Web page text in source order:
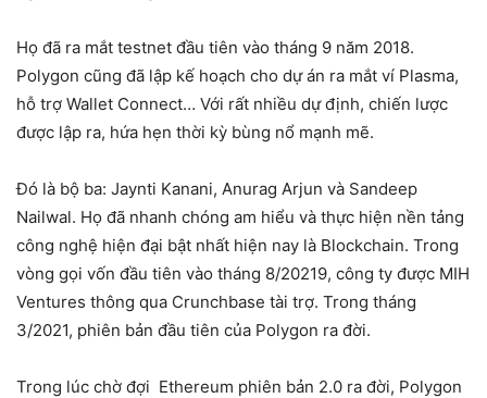
Họ đã ra mắt testnet đầu tiên vào tháng 9 năm 2018.
Polygon cũng đã lập kế hoạch cho dự án ra mắt ví Plasma,
hỗ trợ Wallet Connect… Với rất nhiều dự định, chiến lược
được lập ra, hứa hẹn thời kỳ bùng nổ mạnh mẽ.
Đó là bộ ba: Jaynti Kanani, Anurag Arjun và Sandeep
Nailwal. Họ đã nhanh chóng am hiểu và thực hiện nền tảng
công nghệ hiện đại bật nhất hiện nay là Blockchain. Trong
vòng gọi vốn đầu tiên vào tháng 8/20219, công ty được MIH
Ventures thông qua Crunchbase tài trợ. Trong tháng
3/2021, phiên bản đầu tiên của Polygon ra đời.
Trong lúc chờ đợi Ethereum phiên bản 2.0 ra đời, Polygon